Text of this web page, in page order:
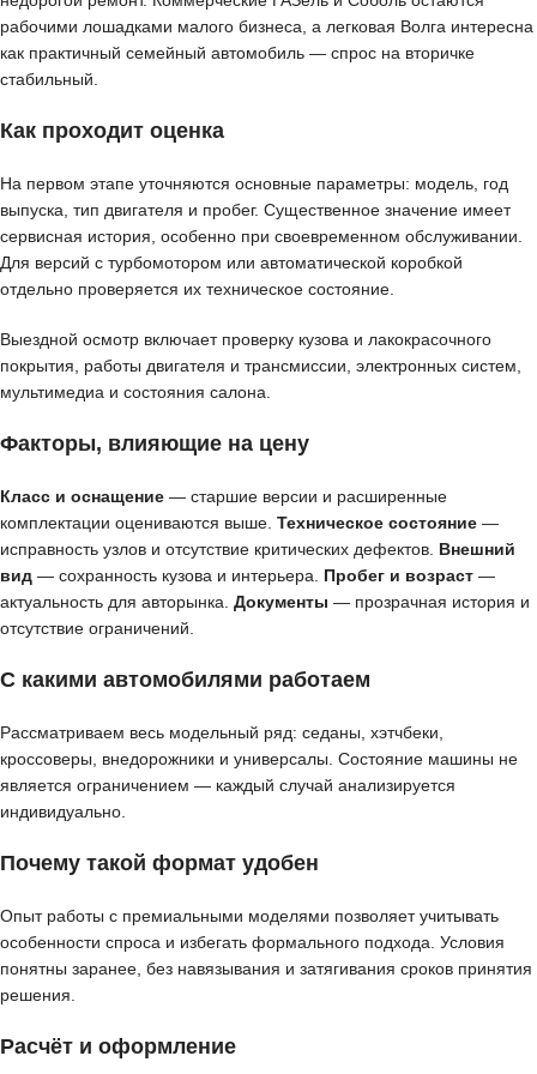
рабочими лошадками малого бизнеса, а легковая Волга интересна
как практичный семейный автомобиль — спрос на вторичке
стабильный.
Как проходит оценка
На первом этапе уточняются основные параметры: модель, год
выпуска, тип двигателя и пробег. Существенное значение имеет
сервисная история, особенно при своевременном обслуживании.
Для версий с турбомотором или автоматической коробкой
отдельно проверяется их техническое состояние.
Выездной осмотр включает проверку кузова и лакокрасочного
покрытия, работы двигателя и трансмиссии, электронных систем,
мультимедиа и состояния салона.
Факторы, влияющие на цену
Класс и оснащение — старшие версии и расширенные
комплектации оцениваются выше. Техническое состояние —
исправность узлов и отсутствие критических дефектов. Внешний
вид — сохранность кузова и интерьера. Пробег и возраст —
актуальность для авторынка. Документы — прозрачная история и
отсутствие ограничений.
С какими автомобилями работаем
Рассматриваем весь модельный ряд: седаны, хэтчбеки,
кроссоверы, внедорожники и универсалы. Состояние машины не
является ограничением — каждый случай анализируется
индивидуально.
Почему такой формат удобен
Опыт работы с премиальными моделями позволяет учитывать
особенности спроса и избегать формального подхода. Условия
понятны заранее, без навязывания и затягивания сроков принятия
решения.
Расчёт и оформление